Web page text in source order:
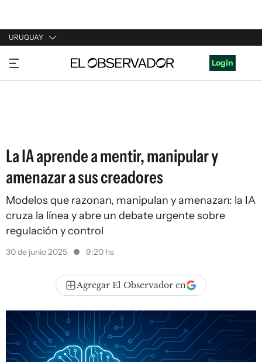
URUGUAY
URUGUAY
ARGENTINA
Login
La IA aprende a mentir, manipular y
amenazar a sus creadores
Modelos que razonan, manipulan y amenazan: la IA
cruza la línea y abre un debate urgente sobre
regulación y control
30 de junio 2025 9:20 hs
Agregar El Observador en